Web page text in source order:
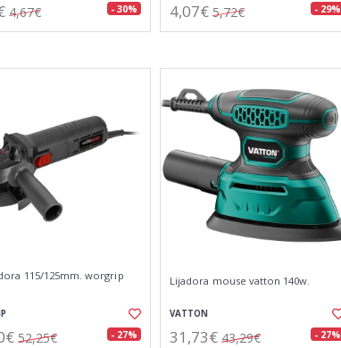
4,67€ - 30% 4,07€ 5,72€ - 29%
115/125mm. worgrip
52,25€ - 27%
Lijadora mouse vatton 140w.
VATTON
31,73€ 43,29€ - 27%